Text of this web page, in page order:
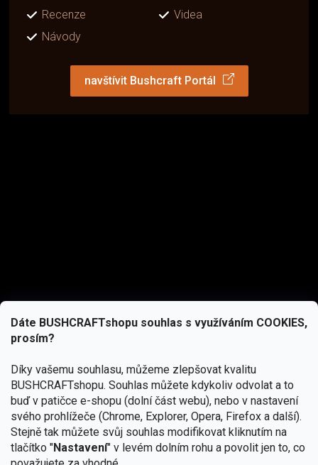
Dáte BUSHCRAFTshopu souhlas s využíváním COOKIES,
prosím?
Díky vašemu souhlasu, můžeme zlepšovat kvalitu
BUSHCRAFTshopu. Souhlas můžete kdykoliv odvolat a to
buď v patičce e-shopu (dolní část webu), nebo v nastavení
svého prohlížeče (Chrome, Explorer, Opera, Firefox a další).
Stejně tak můžete svůj souhlas modifikovat kliknutím na
tlačítko "Nastavení" v levém dolním rohu a povolit jen to, co
Recenze
Videa
Návody
navštívit Bushcraft Portál